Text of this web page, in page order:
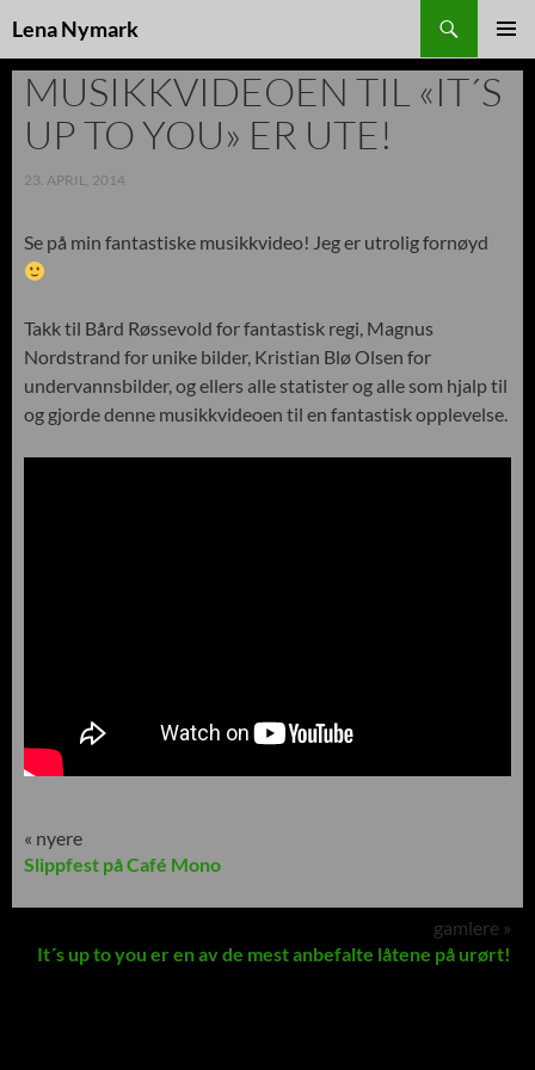
Lena Nymark
TIL
INNHOLD
MUSIKKVIDEOEN TIL «IT´S
UP TO YOU» ER UTE!
23. APRIL, 2014
Se på min fantastiske musikkvideo! Jeg er utrolig fornøyd
Takk til Bård Røssevold for fantastisk regi, Magnus
Nordstrand for unike bilder, Kristian Blø Olsen for
undervannsbilder, og ellers alle statister og alle som hjalp til
og gjorde denne musikkvideoen til en fantastisk opplevelse.
« nyere
Slippfest på Café Mono
gamlere »
It´s up to you er en av de mest anbefalte låtene på urørt!